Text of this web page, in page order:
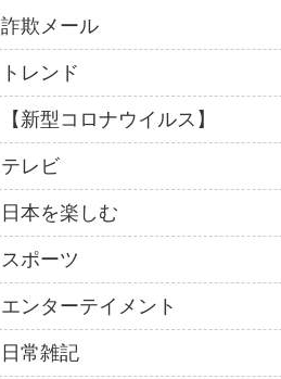
詐欺メール
トレンド
【新型コロナウイルス】
テレビ
日本を楽しむ
スポーツ
エンターテイメント
日常雑記